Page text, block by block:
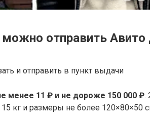
можно отправить Авито
и отправить в пункт выдачи
менее 11 ₽ и не дороже 150 000 ₽.
кг и размеры не более 120×80×50